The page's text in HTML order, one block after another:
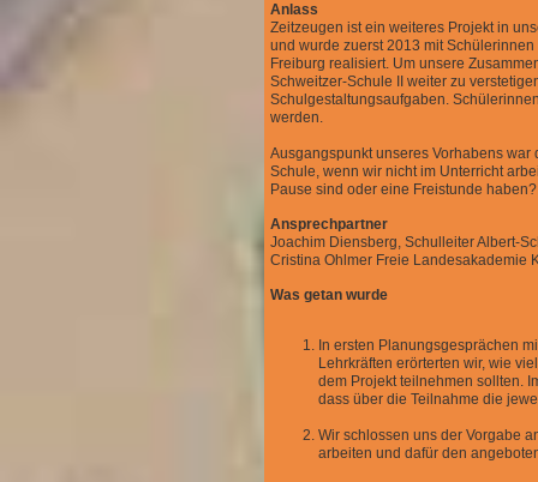
Anlass
Zeitzeugen ist ein weiteres Projekt in
und wurde zuerst 2013 mit
Freiburg realisiert. Um unsere
Schweitzer-Schule II weiter zu
Schulgestaltungsaufgaben.
werden.
Ausgangspunkt unseres Vorhabens
Schule, wenn wir nicht im Unterricht
Pause sind oder eine Freistunde haben?
Ansprechpartner
Joachim Diensberg, Schulleiter Albert-
Cristina Ohlmer Freie Landesakademie
Was getan wurde
In ersten Planungsgesprächen
Lehrkräften erörterten wir, wie
dem Projekt teilnehmen sollten.
dass über die Teilnahme die
Wir schlossen uns der Vorgabe
arbeiten und dafür den